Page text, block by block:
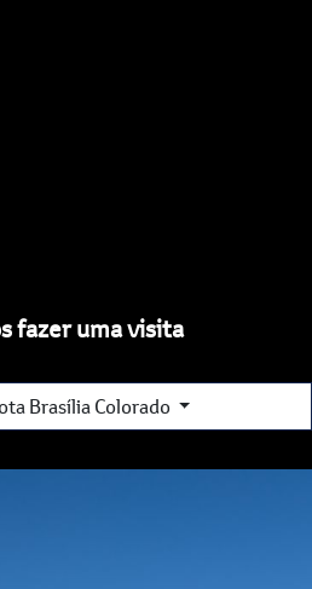
fazer uma visita
Brasília Colorado